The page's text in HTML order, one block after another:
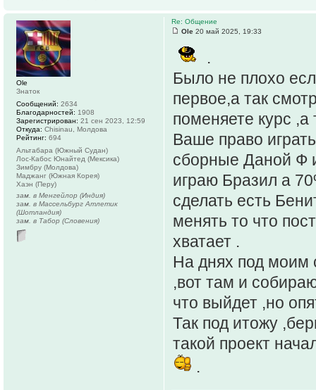
Re: Общение
Ole 20 май 2025, 19:33
.
Было не плохо
первое,а так
поменяете курс
Ваше право
сборные Даной Ф
играю Бразил а
сделать есть
менять то что
хватает .
На днях под моим
,вот там и
что выйдет ,но
Так под итожу
такой проект
.
Ole
Знаток
Сообщений: 2634
Благодарностей: 1908
Зарегистрирован: 21 сен 2023, 12:59
Откуда: Chisinau, Молдова
Рейтинг: 694
Альтабара (Южный Судан)
Лос-Кабос Юнайтед (Мексика)
Зимбру (Молдова)
Маджанг (Южная Корея)
Хаэн (Перу)
зам. в Менгейлор (Индия)
зам. в Массельбург Атлетик
(Шотландия)
зам. в Табор (Словения)